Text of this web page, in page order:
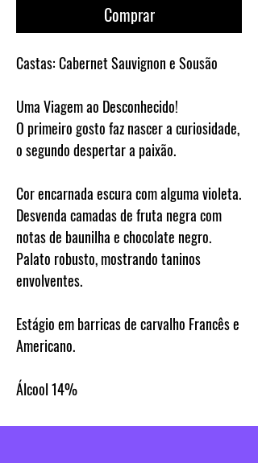
Comprar
Castas:Cabernet Sauvignon e Sousão
Uma Viagem ao Desconhecido!
O primeiro gosto faz nascer a curiosidade,
o segundo despertar a paixão.
Cor encarnada escura com alguma violeta.
Desvenda camadas de fruta negra com
notas de baunilha e chocolate negro.
Palato robusto, mostrando taninos
envolventes.
Estágio em barricas de carvalho Francês e
Americano.
Álcool14%